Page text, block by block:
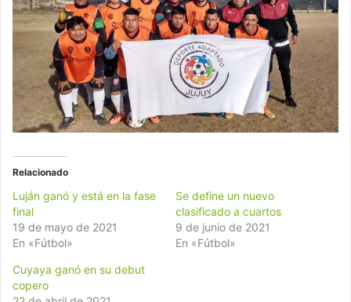
Relacionado
Luján ganó y está en la fase
final
19 de mayo de 2021
En «Fútbol»
Se define un nuevo
clasificado a cuartos
9 de junio de 2021
En «Fútbol»
Cuyaya ganó en su debut
copero